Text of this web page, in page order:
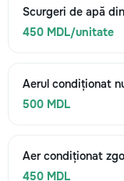
Scurgeri de apă
450 MDL/unitate
Aerul condiționat
500 MDL
Aer condiționat
450 MDL